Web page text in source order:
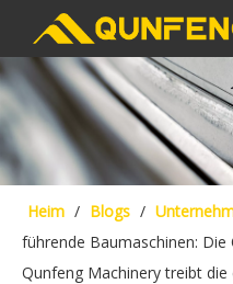
Heim / Blogs /
führende Baumaschinen:
Qunfeng Machinery treibt